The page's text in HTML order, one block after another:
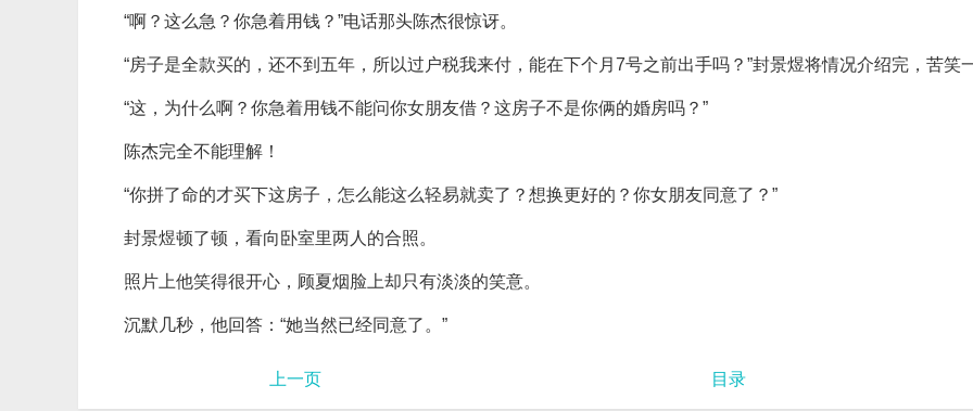
“啊？这么急？你急着用钱？”电话那头陈杰很惊讶。
“房子是全款买的，还不到五年，所以过户税我来付，能在下个月7号之前出手吗？”封景煜将情况介绍完，苦笑
“这，为什么啊？你急着用钱不能问你女朋友借？这房子不是你俩的婚房吗？”
陈杰完全不能理解！
“你拼了命的才买下这房子，怎么能这么轻易就卖了？想换更好的？你女朋友同意了？”
封景煜顿了顿，看向卧室里两人的合照。
照片上他笑得很开心，顾夏烟脸上却只有淡淡的笑意。
沉默几秒，他回答：“她当然已经同意了。”
上一页 目录